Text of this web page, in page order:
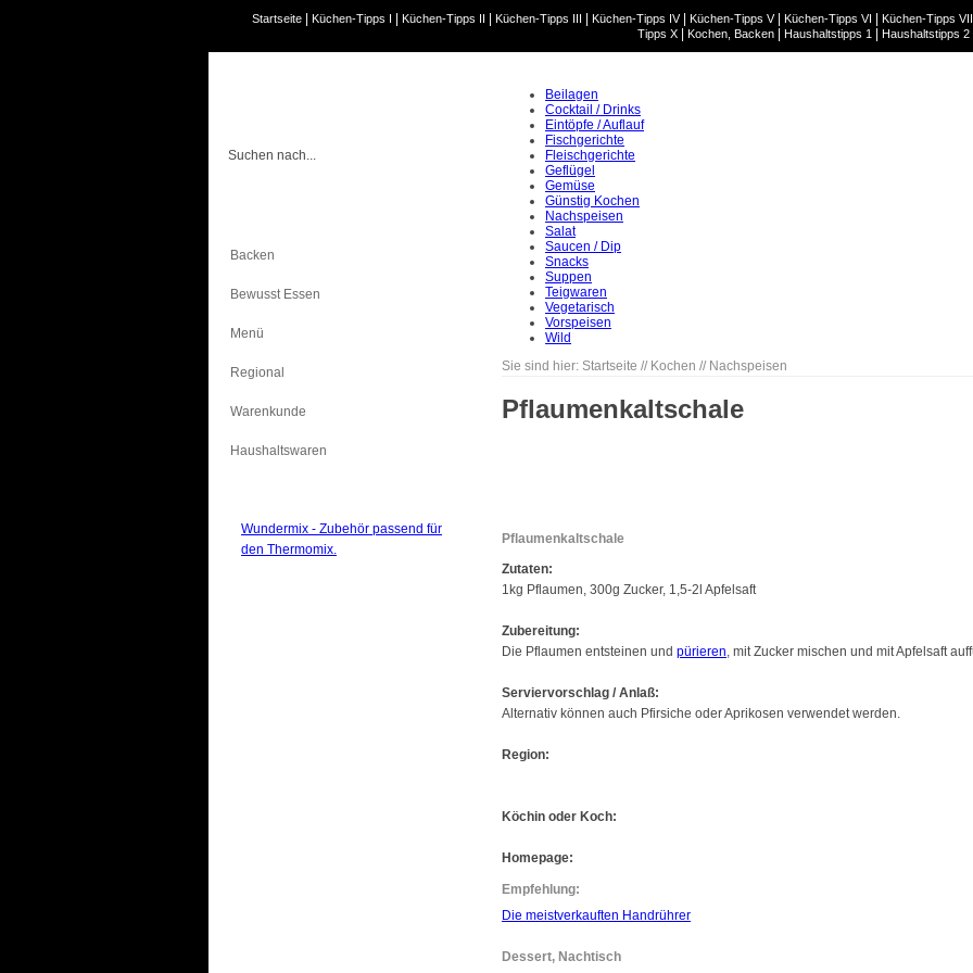
Startseite Küchen-Tipps I Küchen-Tipps II Küchen-Tipps III Küchen-Tipps IV| Küchen-Tipps V| Küchen-Tipps VI Küchen-Tipps VII
Tipps X
Kochen, Backen Haushaltstipps 1 Haushaltstipps 2
Backen
Bewusst Essen
Menü
Regional
Warenkunde
Haushaltswaren
Wundermix - Zubehör passend für
den Thermomix.
Beilagen
Cocktail / Drinks
Eintöpfe / Auflauf
Fischgerichte
Fleischgerichte
Geflügel
Gemüse
Günstig Kochen
Nachspeisen
Salat
Saucen / Dip
Snacks
Suppen
Teigwaren
Vegetarisch
Vorspeisen
Wild
Sie sind hier: Startseite // Kochen // Nachspeisen
Pflaumenkaltschale
Pflaumenkaltschale
Zutaten:
1kg Pflaumen, 300g Zucker, 1,5-2l Apfelsaft
Zubereitung:
Die Pflaumen entsteinen und pürieren, mit Zucker mischen und mit Apfelsaft
Serviervorschlag / Anlaß:
Alternativ können auch Pfirsiche oder Aprikosen verwendet werden.
Region:
Köchin oder Koch:
Homepage:
Empfehlung:
Die meistverkauften Handrührer
Dessert, Nachtisch